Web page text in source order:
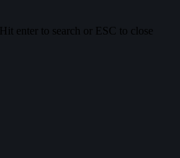
Hit enter to search or ESC to close